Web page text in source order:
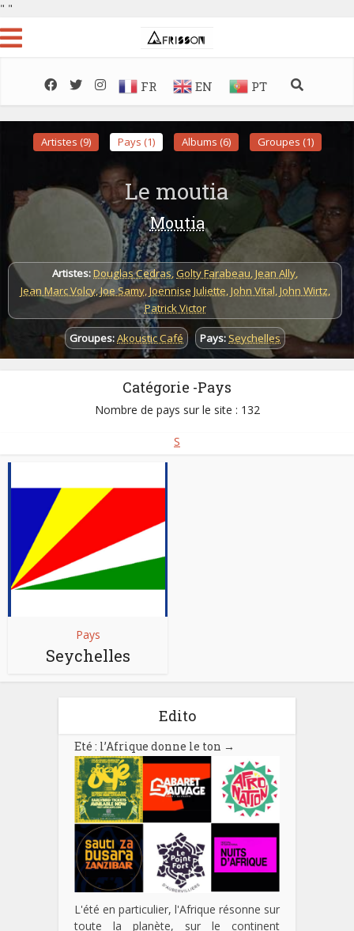
" "
FR EN PT
Artistes (9) Pays (1) Albums (6) Groupes (1)
Le moutia
Moutia
Artistes:Douglas Cedras,Golty Farabeau,Jean Ally,
Jean Marc Volcy,Joe Samy,Joennise Juliette,John Vital,John Wirtz,
Patrick Victor
Groupes:Akoustic Café Pays:Seychelles
Catégorie -Pays
Nombre de pays sur le site : 132
S
Pays
Seychelles
Edito
Eté : l’Afrique donne le ton →
L'été en particulier, l'Afrique résonne sur
toute la planète, sur le continent